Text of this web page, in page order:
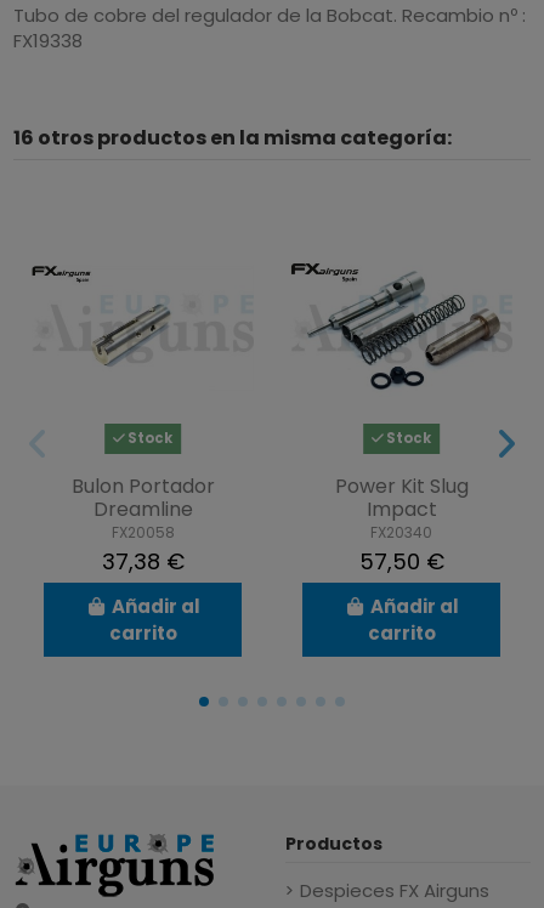
Tubo de cobre del regulador de la Bobcat. Recambio nº :
FX19338
16 otros productos en la misma categoría:
Stock
Bulon Portador
Dreamline
FX20058
37,38 €
Añadir al
carrito
Stock
Power Kit Slug
Impact
FX20340
57,50 €
Añadir al
carrito
Productos
Despieces FX Airguns